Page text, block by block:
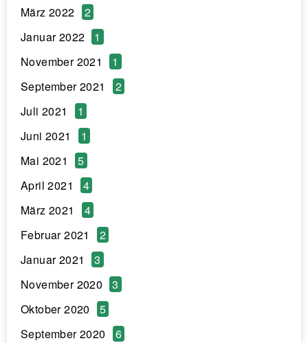
März 2022
2
Januar 2022
1
November 2021
1
September 2021
2
Juli 2021
1
Juni 2021
1
Mai 2021
5
April 2021
4
März 2021
4
Februar 2021
2
Januar 2021
3
November 2020
3
Oktober 2020
5
September 2020
6